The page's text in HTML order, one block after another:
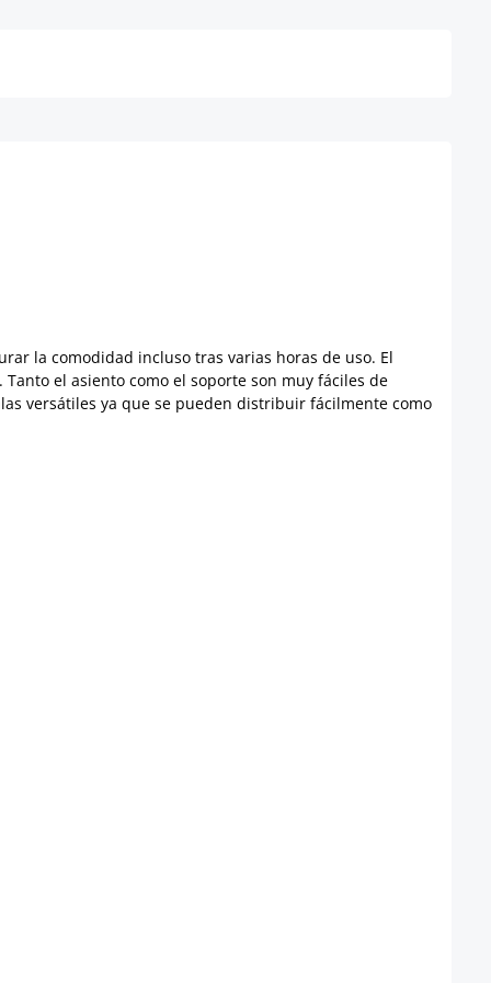
la comodidad incluso tras varias horas de uso. El
el asiento como el soporte son muy fáciles de
versátiles ya que se pueden distribuir fácilmente como